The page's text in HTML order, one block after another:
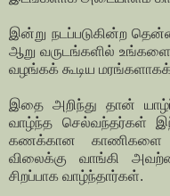
இன்று நடப்படுகின்ற
ஆறு வருடங்களில்
வழங்கக் கூடிய
இதை அறிந்து தான்
வாழ்ந்த செல்வந்தர்கள்
கணக்கான காணிகளை
விலைக்கு வாங்கி
சிறப்பாக வாழ்ந்தார்கள்.